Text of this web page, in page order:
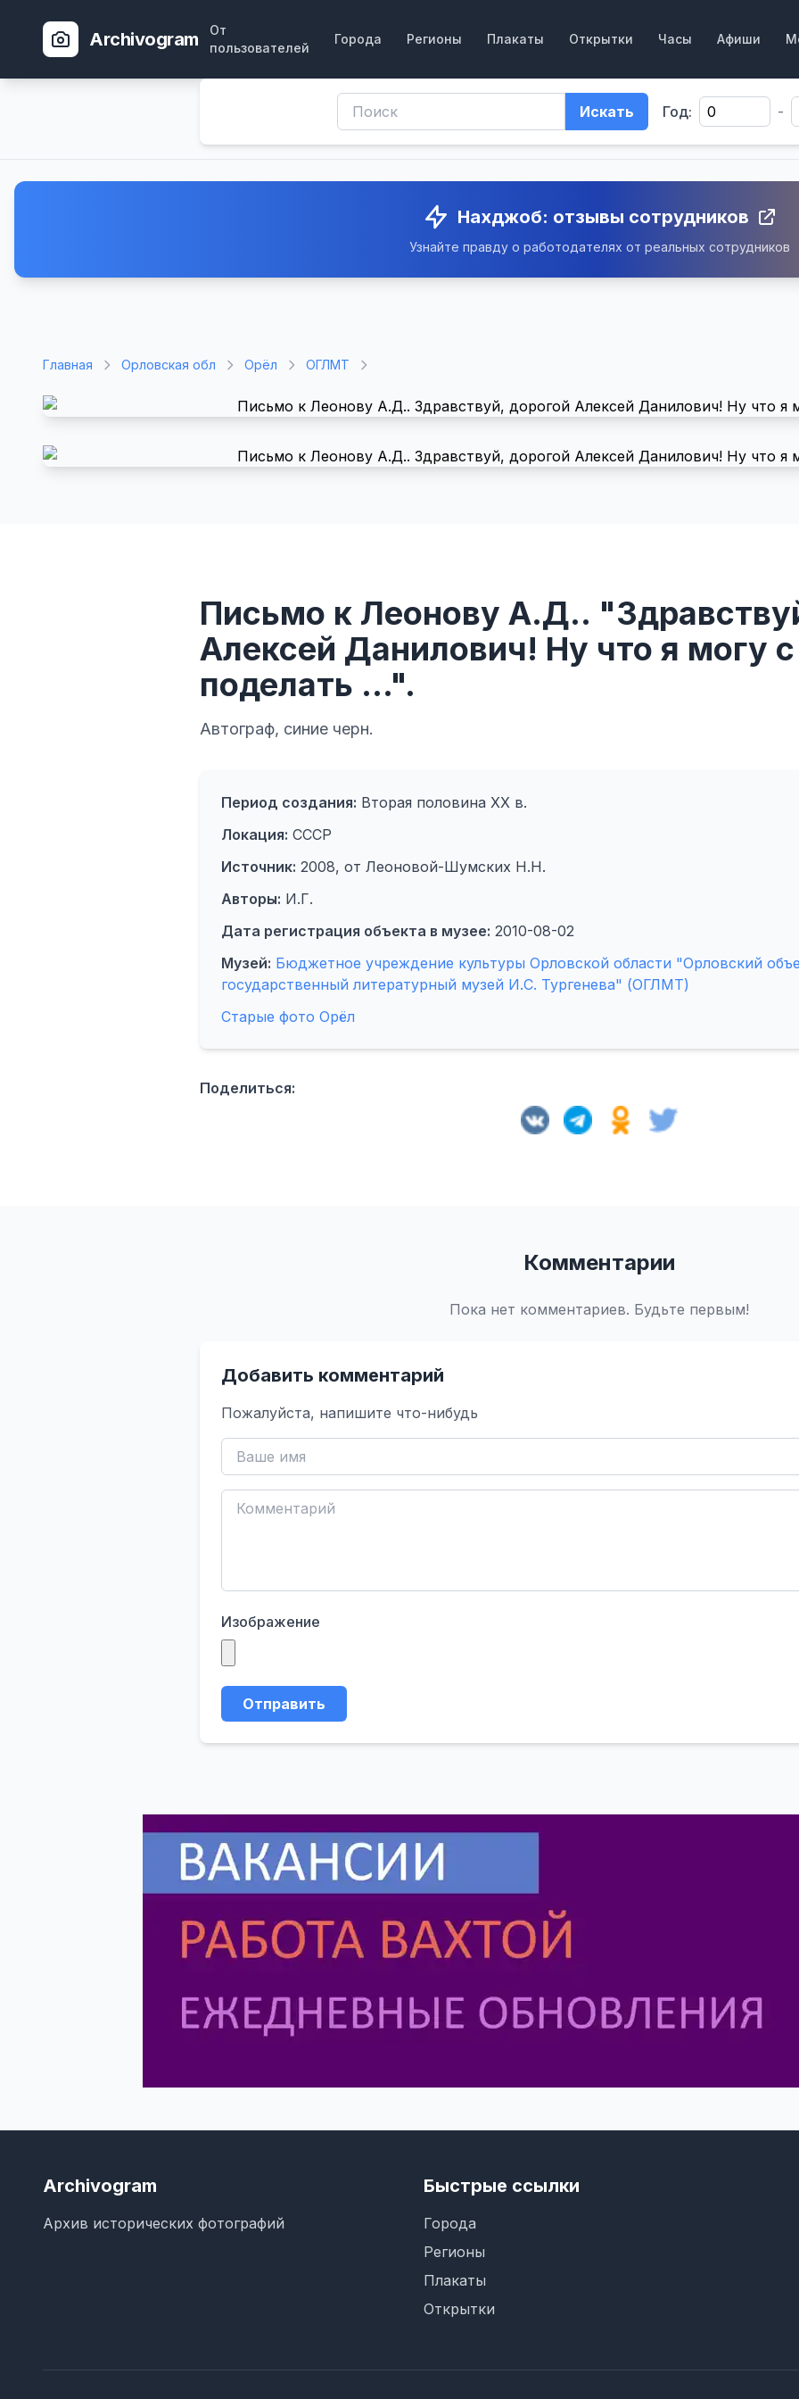
Archivogram
От
пользователей
Города Регионы Плакаты Открытки Часы Афиши
Искать Год: -
Нахджоб: отзывы сотрудников
Узнайте правду о работодателях от реальных сотрудников
Главная Орловская обл Орёл ОГЛМТ
Письмо к Леонову А.Д..
Алексей Данилович! Ну что я могу
поделать ...".
Автограф, синие черн.
Период создания: Вторая половина XX в.
Локация: СССР
Источник: 2008, от Леоновой-Шумских Н.Н.
Авторы: И.Г.
Дата регистрация объекта в музее: 2010-08-02
Музей: Бюджетное учреждение культуры Орловской области "Орловский
государственный литературный музей И.С. Тургенева" (ОГЛМТ)
Старые фото Орёл
Поделиться:
Комментарии
Пока нет комментариев. Будьте первым!
Добавить комментарий
Пожалуйста, напишите что-нибудь
Изображение
Отправить
Archivogram
Архив исторических фотографий
Быстрые ссылки
Города
Регионы
Плакаты
Открытки